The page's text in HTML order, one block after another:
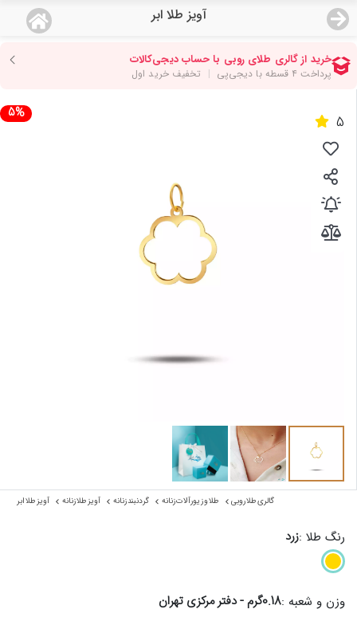
آویز طلا ابر
منو
صفحه اصلی
دسته بندی محصولات
نمایندگی ها
مجله روبی
5% 5
گالری طلا روبی طلا و زیورآلات زنانه گردنبند زنانه آویز طلا زنانه آویز طلا ابر
رنگ طلا :زرد
وزن و شعبه :0.18گرم - دفتر مرکزی تهران